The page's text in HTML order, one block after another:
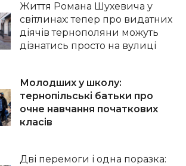
Життя Романа Шухевича у
світлинах: тепер про видатних
діячів тернополяни можуть
дізнатись просто на вулиці
Молодших у школу:
тернопільські батьки про
очне навчання початкових
класів
Дві перемоги і одна поразка: